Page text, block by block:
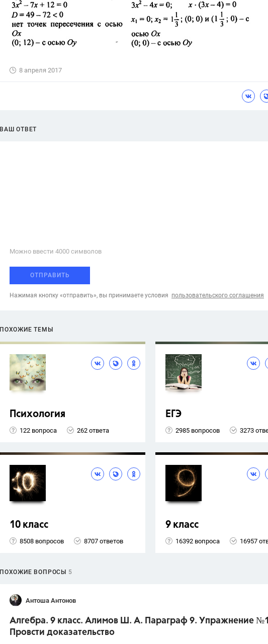
8 апреля 2017
ВАШ ОТВЕТ
Можно ввести 4000 cимволов
ОТПРАВИТЬ
Нажимая кнопку «отправить», вы принимаете условия пользовательского соглашения
ПОХОЖИЕ ТЕМЫ
Психология
122 вопроса 262 ответа
ЕГЭ
2985 вопросов 3273
10 класс
8508 вопросов 8707 ответов
9 класс
16392 вопроса 16957
ПОХОЖИЕ ВОПРОСЫ 5
Антоша Антонов
Алгебра. 9 класс. Алимов Ш. А. Параграф 9. Упражнение
Провсти доказательство